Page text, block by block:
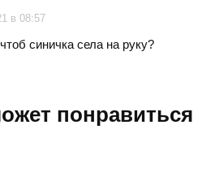
в 08:57
синичка села на руку?
понравиться